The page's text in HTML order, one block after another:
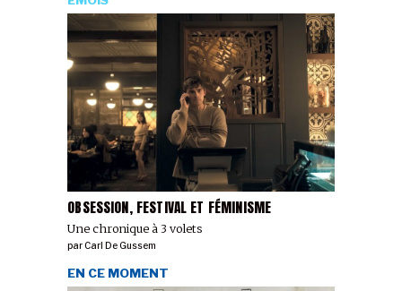
OBSESSION, FESTIVAL ET FÉMINISME
Une chronique à 3 volets
parCarl De Gussem
EN CE MOMENT